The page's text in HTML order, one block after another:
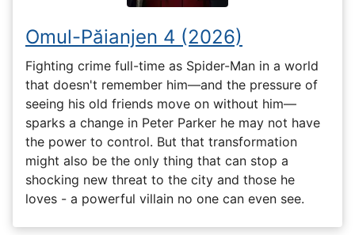
Omul-Păianjen 4 (2026)
Fighting crime full-time as Spider-Man in a world
that doesn't remember him—and the pressure of
seeing his old friends move on without him—
sparks a change in Peter Parker he may not have
the power to control. But that transformation
might also be the only thing that can stop a
shocking new threat to the city and those he
loves - a powerful villain no one can even see.